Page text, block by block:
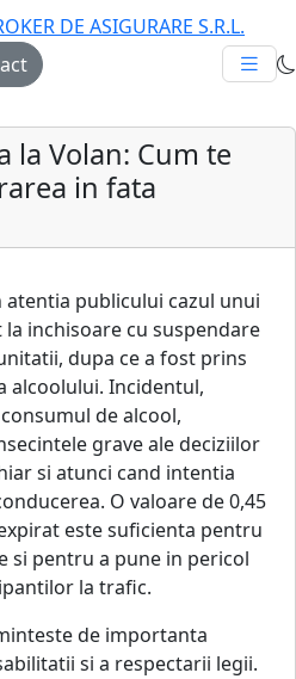
la Volan: Cum te
in fata
atentia publicului cazul unui
inchisoare cu suspendare
dupa ce a fost prins
alcoolului. Incidentul,
de alcool,
grave ale deciziilor
si atunci cand intentia
O valoare de 0,45
este suficienta pentru
si pentru a pune in pericol
la trafic.
de importanta
si a respectarii legii.